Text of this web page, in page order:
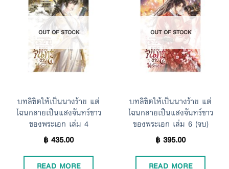
Add to
Wishlist
OUT OF STOCK
บทลิขิตให้เป็นนางร้าย แต่
ไฉนกลายเป็นแสงจันทร์ขาว
ของพระเอก เล่ม 4
฿435.00
READ MORE
Wishlist
OUT OF STOCK
บทลิขิตให้เป็นนางร้าย แต่
ไฉนกลายเป็นแสงจันทร์ขาว
ของพระเอก เล่ม 6 (จบ)
฿395.00
READ MORE